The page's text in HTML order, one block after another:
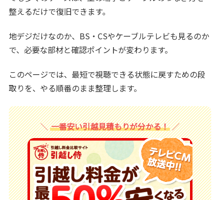
整えるだけで復旧できます。
地デジだけなのか、BS・CSやケーブルテレビも見るのか
で、必要な部材と確認ポイントが変わります。
このページでは、最短で視聴できる状態に戻すための段
取りを、やる順番のまま整理します。
一番安い引越見積もりが分かる！